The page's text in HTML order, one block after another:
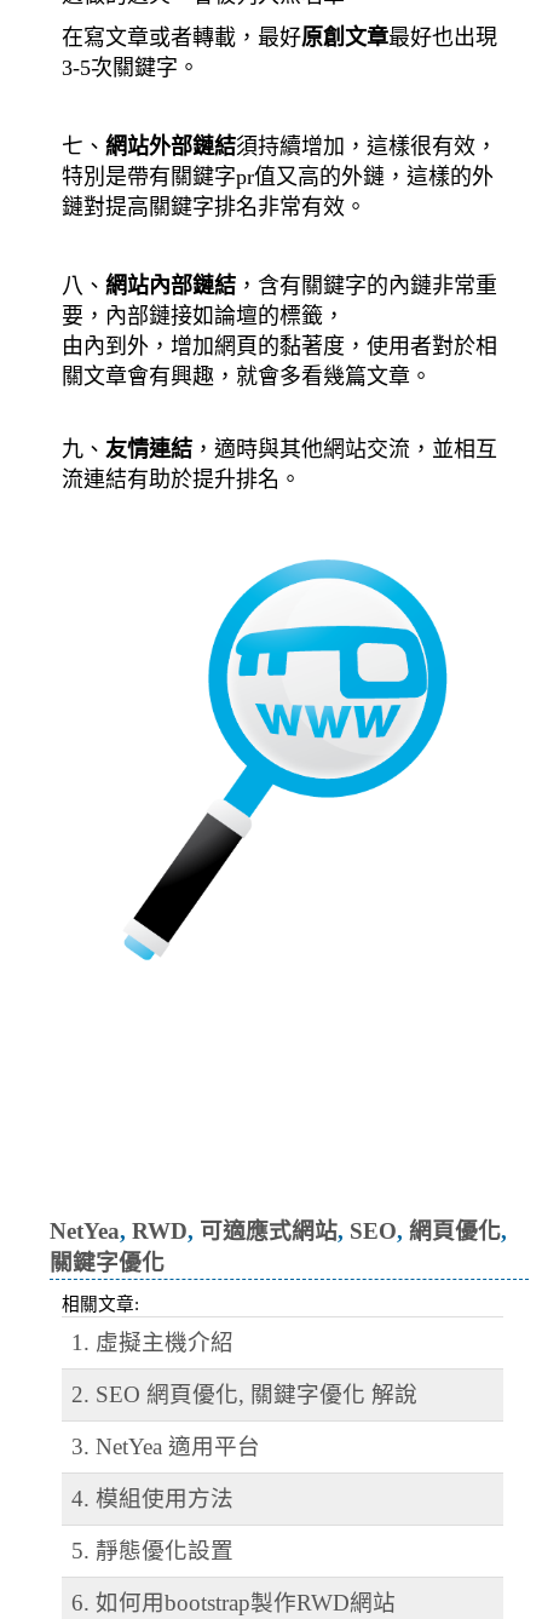
在寫文章或者轉載，最好原創文章最好也出現
3-5次關鍵字。
七、網站外部鏈結須持續增加，這樣很有效，
特別是帶有關鍵字pr值又高的外鏈，這樣的外
鏈對提高關鍵字排名非常有效。
八、網站內部鏈結 ，含有關鍵字的內鏈非常重
要，內部鏈接如論壇的標籤，
由內到外，增加網頁的黏著度，使用者對於相
關文章會有興趣，就會多看幾篇文章。
九、 友情連結 ，適時與其他網站交流，並相互
流連結有助於提升排名。
NetYea,RWD, 可適應式網站, SEO,網頁優化,
關鍵字優化
相關文章:
1. 虛擬主機介紹
2. SEO 網頁優化, 關鍵字優化 解說
3. NetYea 適用平台
4. 模組使用方法
5. 靜態優化設置
6. 如何用bootstrap製作RWD網站